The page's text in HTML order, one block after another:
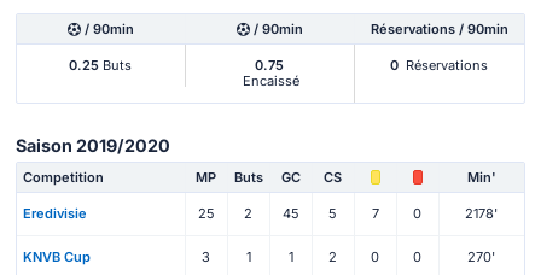
/ 90min / 90min Réservations / 90min
0.25 Buts
0.75
Encaissé
0 Réservations
Saison 2019/2020
Competition MP Buts GC CS Min'
Eredivisie 25 2 45 5 7 0 2178'
KNVB Cup 3 1 1 2 0 0 270'